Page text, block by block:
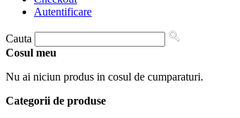
Autentificare
Cauta
Cosul meu
Nu ai niciun produs in cosul de cumparaturi.
Categorii de produse